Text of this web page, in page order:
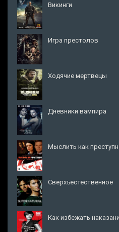
Викинги
Игра престолов
Ходячие мертвецы
Дневники вампира
Мыслить как
Сверхъестественное
Как избежать